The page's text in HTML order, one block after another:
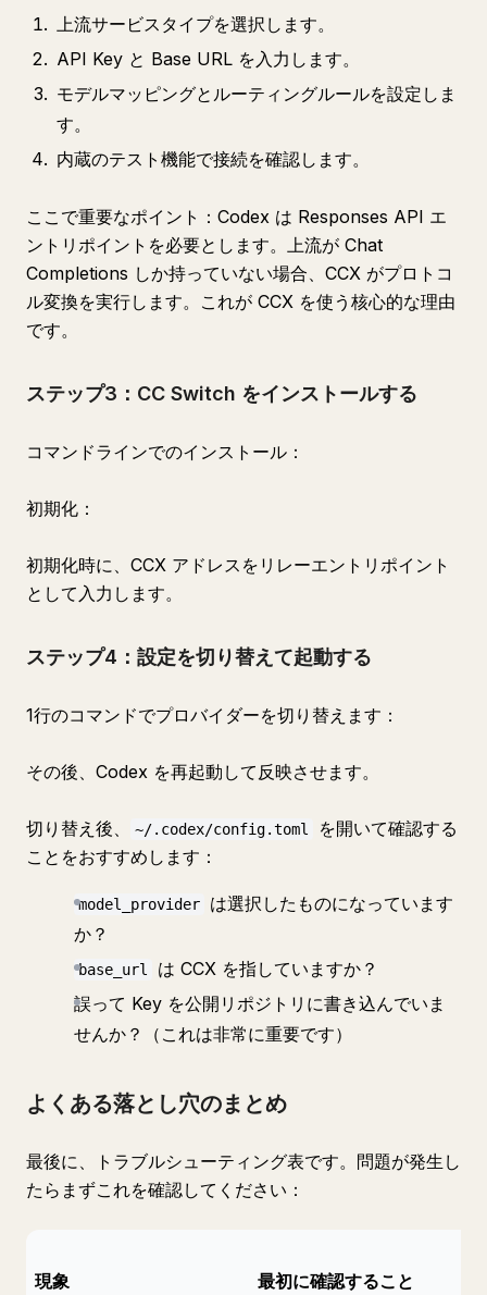
上流サービスタイプを選択します。
API Key と Base URL を入力します。
モデルマッピングとルーティングルールを設定しま
す。
内蔵のテスト機能で接続を確認します。
ここで重要なポイント：Codex は Responses API エ
ントリポイントを必要とします。上流が Chat
Completions しか持っていない場合、CCX がプロトコ
ル変換を実行します。これが CCX を使う核心的な理由
です。
ステップ3：CC Switch をインストールする
コマンドラインでのインストール：
初期化：
初期化時に、CCX アドレスをリレーエントリポイント
として入力します。
ステップ4：設定を切り替えて起動する
1行のコマンドでプロバイダーを切り替えます：
その後、Codex を再起動して反映させます。
切り替え後、 ~/.codex/config.toml
を開いて確認する
ことをおすすめします：
model_provider
は選択したものになっています
か？
base_url
は CCX を指していますか？
誤って Key を公開リポジトリに書き込んでいま
せんか？（これは非常に重要です）
よくある落とし穴のまとめ
最後に、トラブルシューティング表です。問題が発生し
たらまずこれを確認してください：
現象 最初に確認すること